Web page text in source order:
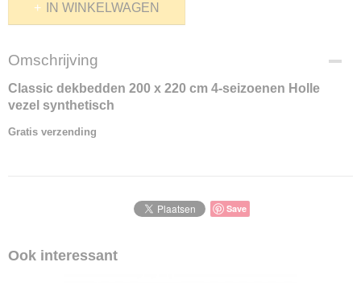
IN WINKELWAGEN
Omschrijving
Classic dekbedden 200 x 220 cm 4-seizoenen Holle
vezel synthetisch
Gratis verzending
Save
Ook interessant